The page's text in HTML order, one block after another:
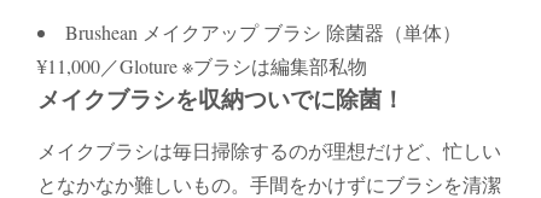
Brushean メイクアップ ブラシ 除菌器（単体）
¥11,000／Gloture ※ブラシは編集部私物
メイクブラシを収納ついでに除菌！
メイクブラシは毎日掃除するのが理想だけど、忙しい
となかなか難しいもの。手間をかけずにブラシを清潔